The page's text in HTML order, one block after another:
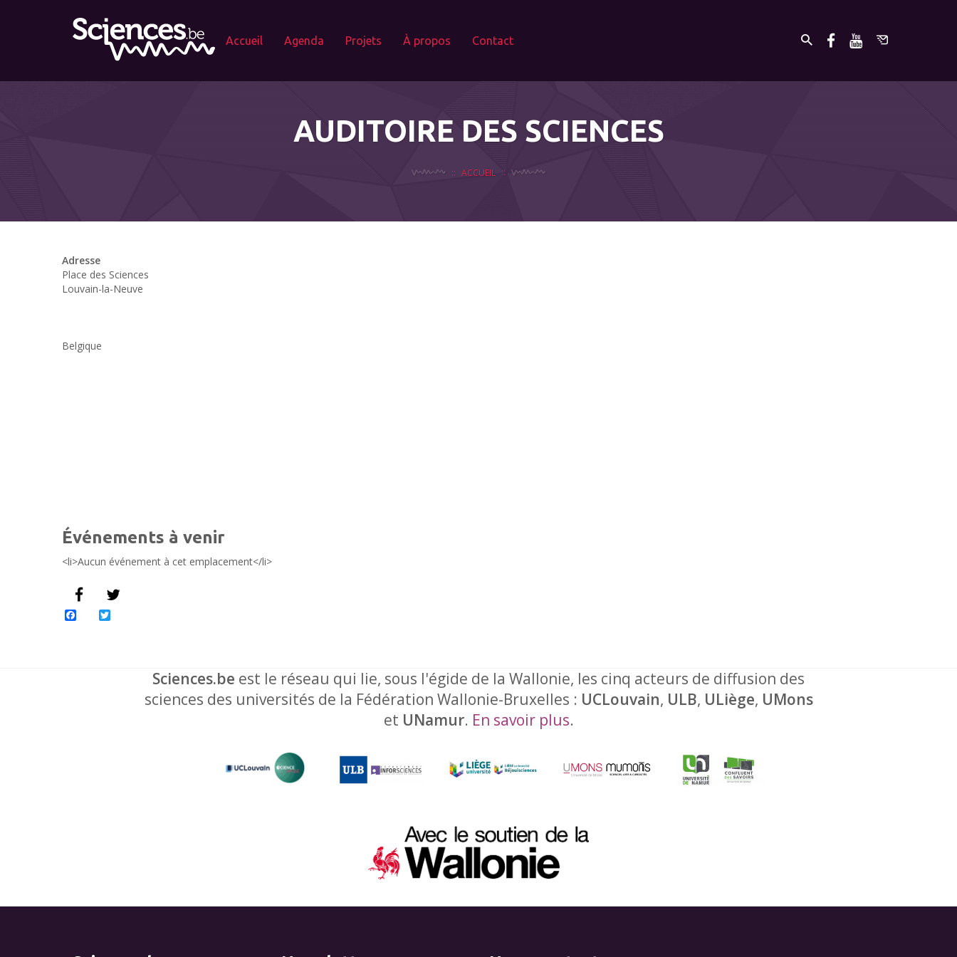
Accueil Agenda Projets À propos Contact
AUDITOIRE DES SCIENCES
ACCUEIL
Adresse
Place des Sciences
Louvain-la-Neuve
Belgique
Événements à venir
<li>Aucun événement à cet emplacement</li>
Facebook
Sciences.be est le réseau qui lie, sous l'égide de la Wallonie, les cinq acteurs de diffusion des
sciences des universités de la Fédération Wallonie-Bruxelles : UCLouvain, ULB, ULiège, UMons
et UNamur. En savoir plus.